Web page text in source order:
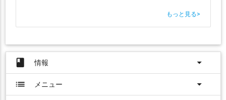
もっと見る>
book 情報
arrow_drop_down
list
メニュー
arrow_drop_down